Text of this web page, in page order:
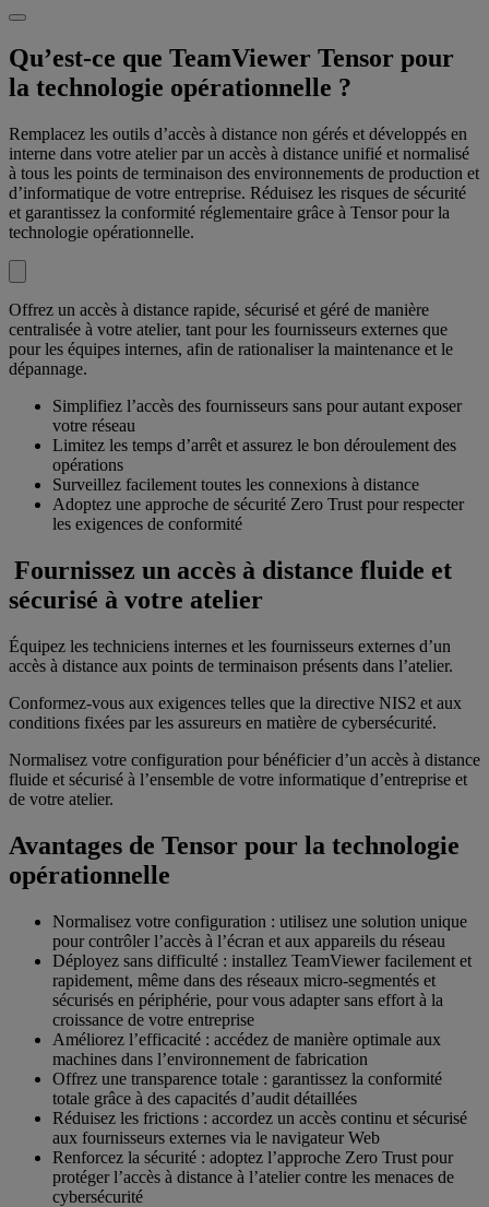
Qu’est-ce que TeamViewer Tensor pour
la technologie opérationnelle ?
Remplacez les outils d’accès à distance non gérés et développés en
interne dans votre atelier par un accès à distance unifié et normalisé
à tous les points de terminaison des environnements de production et
d’informatique de votre entreprise. Réduisez les risques de sécurité
et garantissez la conformité réglementaire grâce à Tensor pour la
technologie opérationnelle.
Offrez un accès à distance rapide, sécurisé et géré de manière
centralisée à votre atelier, tant pour les fournisseurs externes que
pour les équipes internes, afin de rationaliser la maintenance et le
dépannage.
Simplifiez l’accès des fournisseurs sans pour autant exposer
votre réseau
Limitez les temps d’arrêt et assurez le bon déroulement des
opérations
Surveillez facilement toutes les connexions à distance
Adoptez une approche de sécurité Zero Trust pour respecter
les exigences de conformité
Fournissez un accès à distance fluide et
sécurisé à votre atelier
Équipez les techniciens internes et les fournisseurs externes d’un
accès à distance aux points de terminaison présents dans l’atelier.
Conformez-vous aux exigences telles que la directive NIS2 et aux
conditions fixées par les assureurs en matière de cybersécurité.
Normalisez votre configuration pour bénéficier d’un accès à distance
fluide et sécurisé à l’ensemble de votre informatique d’entreprise et
de votre atelier.
Avantages de Tensor pour la technologie
opérationnelle
Normalisez votre configuration : utilisez une solution unique
pour contrôler l’accès à l’écran et aux appareils du réseau
Déployez sans difficulté : installez TeamViewer facilement et
rapidement, même dans des réseaux micro-segmentés et
sécurisés en périphérie, pour vous adapter sans effort à la
croissance de votre entreprise
Améliorez l’efficacité : accédez de manière optimale aux
machines dans l’environnement de fabrication
Offrez une transparence totale : garantissez la conformité
totale grâce à des capacités d’audit détaillées
Réduisez les frictions : accordez un accès continu et sécurisé
aux fournisseurs externes via le navigateur Web
Renforcez la sécurité : adoptez l’approche Zero Trust pour
protéger l’accès à distance à l’atelier contre les menaces de
cybersécurité